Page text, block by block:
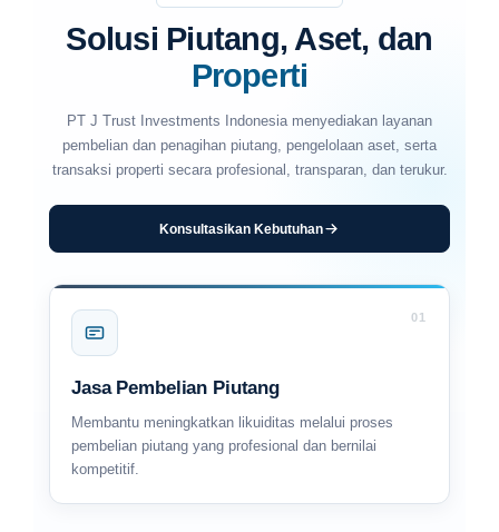
Solusi Piutang, Aset, dan
Properti
PT J Trust Investments Indonesia menyediakan layanan
pembelian dan penagihan piutang, pengelolaan aset, serta
transaksi properti secara profesional, transparan, dan terukur.
Konsultasikan Kebutuhan
01
Jasa Pembelian Piutang
Membantu meningkatkan likuiditas melalui proses
pembelian piutang yang profesional dan bernilai
kompetitif.